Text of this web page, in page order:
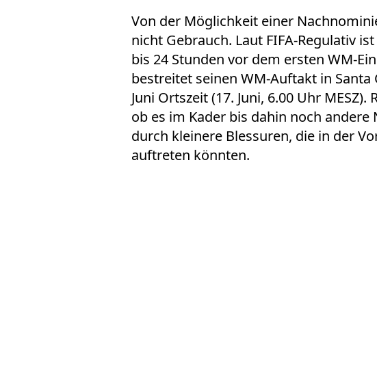
Von der Möglichkeit einer
nicht Gebrauch. Laut FIFA-Regulativ
bis 24 Stunden vor dem ersten WM-
bestreitet seinen WM-Auftakt in Santa
Juni Ortszeit (17. Juni, 6.00 Uhr
ob es im Kader bis dahin noch
durch kleinere Blessuren, die in der
auftreten könnten.